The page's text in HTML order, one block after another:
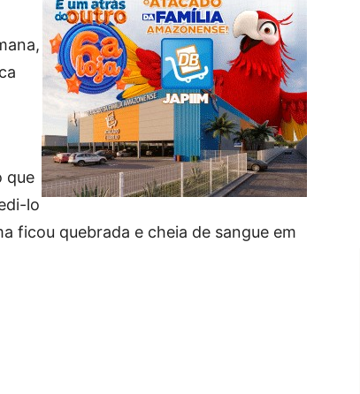
que
lo
ficou quebrada e cheia de sangue em